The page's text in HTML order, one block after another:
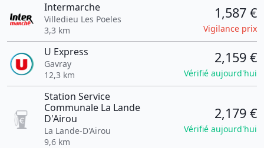
Intermarche
Villedieu Les Poeles
3,3 km
1,587 €
Vigilance prix
U Express
Gavray
12,3 km
2,159 €
Vérifié aujourd'hui
Station Service
Communale La Lande
D'Airou
La Lande-D'Airou
9,6 km
2,179 €
Vérifié aujourd'hui